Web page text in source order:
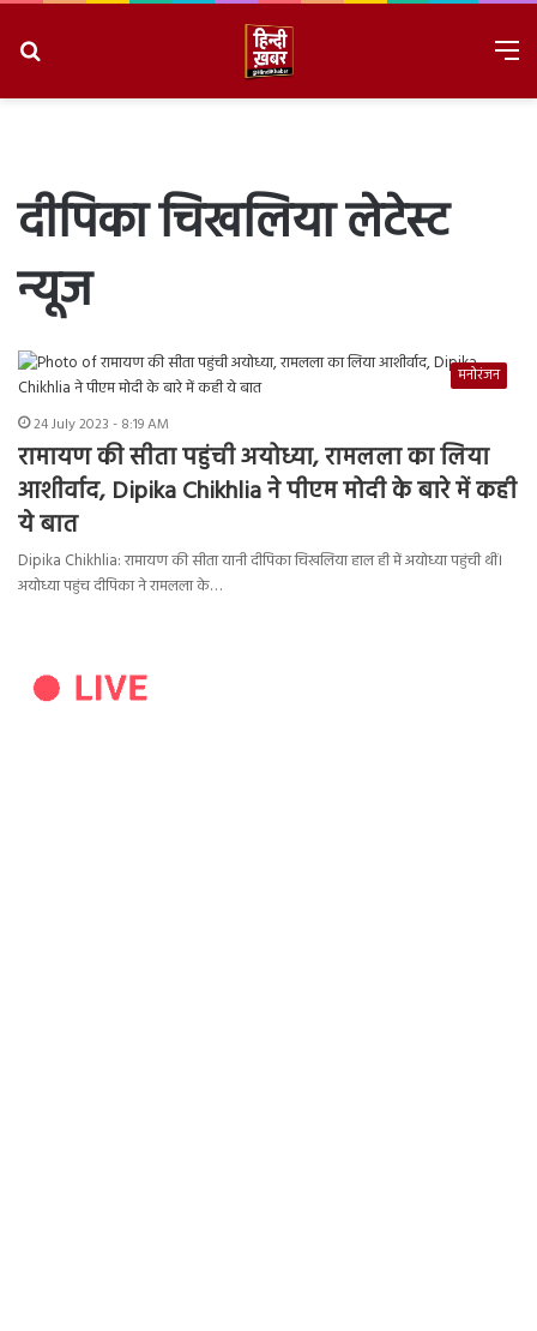
दीपिका चिखलिया लेटेस्ट
न्यूज
मनोरंजन
24 July 2023 - 8:19 AM
रामायण की सीता पहुंची अयोध्या, रामलला का लिया
आशीर्वाद, Dipika Chikhlia ने पीएम मोदी के बारे में कही
ये बात
Dipika Chikhlia: रामायण की सीता यानी दीपिका चिखलिया हाल ही में अयोध्या पहुंची थीं।
अयोध्या पहुंच दीपिका ने रामलला के…